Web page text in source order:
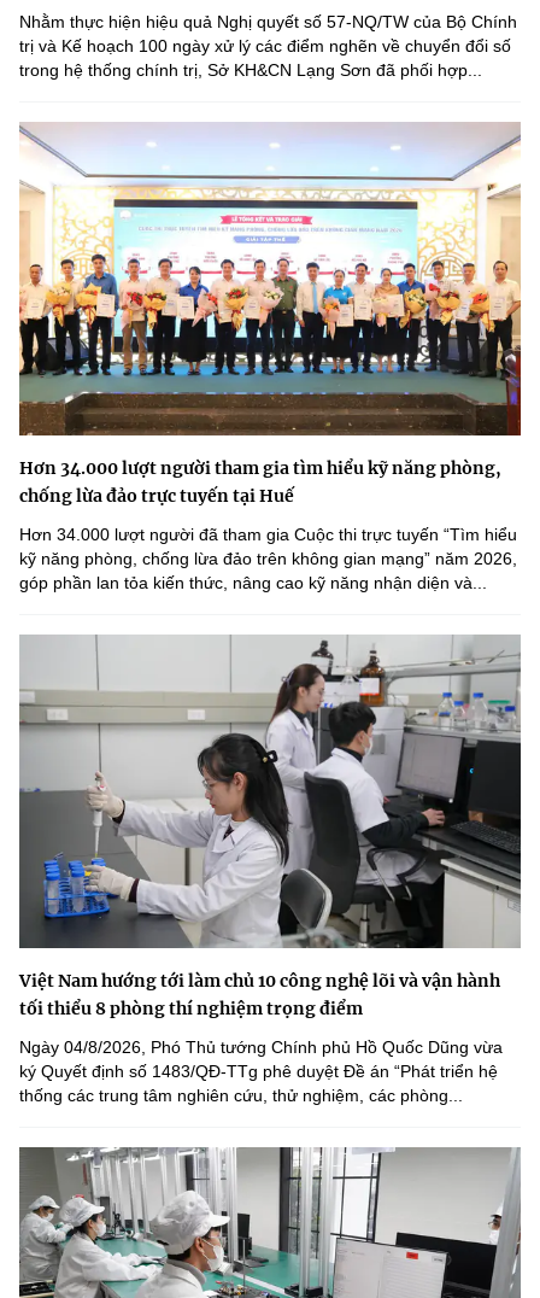
Nhằm thực hiện hiệu quả Nghị quyết số 57-NQ/TW của Bộ Chính
trị và Kế hoạch 100 ngày xử lý các điểm nghẽn về chuyển đổi số
trong hệ thống chính trị, Sở KH&CN Lạng Sơn đã phối hợp...
Hơn 34.000 lượt người tham gia tìm hiểu kỹ năng phòng,
chống lừa đảo trực tuyến tại Huế
Hơn 34.000 lượt người đã tham gia Cuộc thi trực tuyến “Tìm hiểu
kỹ năng phòng, chống lừa đảo trên không gian mạng” năm 2026,
góp phần lan tỏa kiến thức, nâng cao kỹ năng nhận diện và...
Việt Nam hướng tới làm chủ 10 công nghệ lõi và vận hành
tối thiểu 8 phòng thí nghiệm trọng điểm
Ngày 04/8/2026, Phó Thủ tướng Chính phủ Hồ Quốc Dũng vừa
ký Quyết định số 1483/QĐ-TTg phê duyệt Đề án “Phát triển hệ
thống các trung tâm nghiên cứu, thử nghiệm, các phòng...